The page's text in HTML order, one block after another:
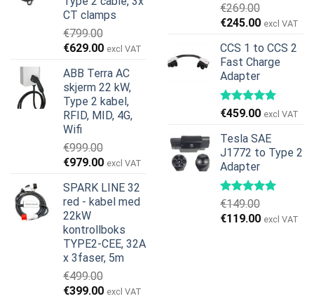
CT clamps
€799.00
Opprinnelig
var:
€799.00.
€629.00Nåværende
er:
€629.00.
excl VAT
ABB Terra AC
skjerm 22 kW,
Type 2 kabel,
RFID, MID, 4G,
Wifi
€999.00
Opprinnelig
var:
€999.00.
€979.00Nåværende
er:
€979.00.
excl VAT
SPARK LINE 32
red - kabel med
22kW
kontrollboks
TYPE2-CEE, 32A
x 3faser, 5m
€499.00
Opprinnelig
€399.00Nåværende
excl VAT
€269.00
Opprinnelig
var:
€269.00.
€245.00
er:
€245.00.
excl VAT
CCS 1 to CCS 2
Fast Charge
Adapter
€459.00 excl VAT
Tesla SAE
J1772 to Type 2
Adapter
€149.00
Opprinnelig
€119.00 excl VAT